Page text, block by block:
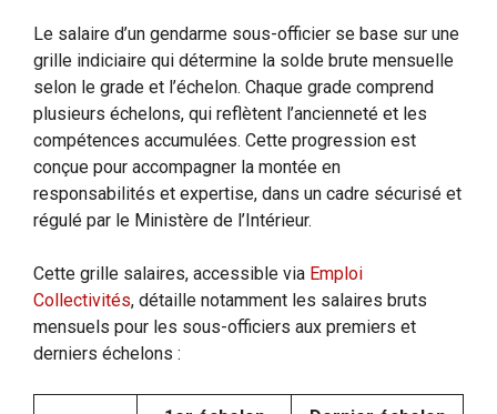
Le salaire d’un gendarme sous-officier se base sur une
grille indiciaire qui détermine la solde brute mensuelle
selon le grade et l’échelon. Chaque grade comprend
plusieurs échelons, qui reflètent l’ancienneté et les
compétences accumulées. Cette progression est
conçue pour accompagner la montée en
responsabilités et expertise, dans un cadre sécurisé et
régulé par le Ministère de l’Intérieur.
Cette grille salaires, accessible via Emploi
Collectivités, détaille notamment les salaires bruts
mensuels pour les sous-officiers aux premiers et
derniers échelons :